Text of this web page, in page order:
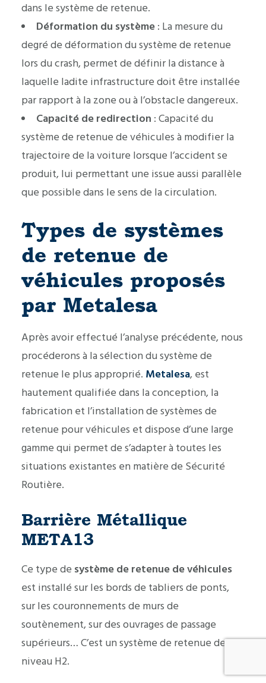
dans le système de retenue.
Déformation du système : La mesure du
degré de déformation du système de retenue
lors du crash, permet de définir la distance à
laquelle ladite infrastructure doit être installée
par rapport à la zone ou à l’obstacle dangereux.
Capacité de redirection : Capacité du
système de retenue de véhicules à modifier la
trajectoire de la voiture lorsque l’accident se
produit, lui permettant une issue aussi parallèle
que possible dans le sens de la circulation.
Types de systèmes
de retenue de
véhicules proposés
par Metalesa
Après avoir effectué l’analyse précédente, nous
procéderons à la sélection du système de
retenue le plus approprié. Metalesa, est
hautement qualifiée dans la conception, la
fabrication et l’installation de systèmes de
retenue pour véhicules et dispose d’une large
gamme qui permet de s’adapter à toutes les
situations existantes en matière de Sécurité
Routière.
Barrière Métallique
META13
Ce type de système de retenue de véhicules
est installé sur les bords de tabliers de ponts,
sur les couronnements de murs de
soutènement, sur des ouvrages de passage
supérieurs… C’est un système de retenue de
niveau H2.